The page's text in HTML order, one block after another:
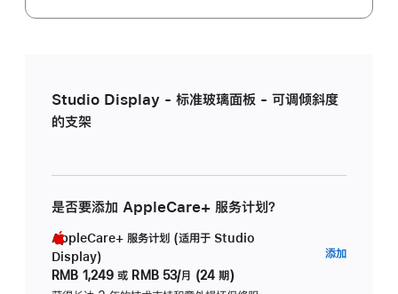
Studio Display - 标准玻璃面板 - 可调倾斜度
的支架
是否要添加 AppleCare+ 服务计划？
AppleCare+ 服务计划 (适用于 Studio
Display)
RMB 1,249 或 RMB 53/月 (24 期)
添加